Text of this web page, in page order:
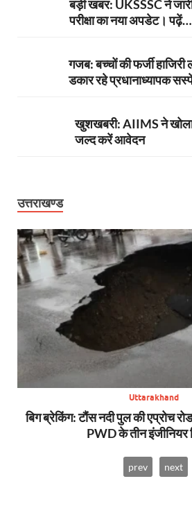
बड़ी खबर: UKSSSC ने
परीक्षा का नया अपडेट।
गजब: बच्चों की फर्जी
डकार रहे प्रधानाध्यापक
खुशखबरी: AIIMS ने खोला
जल्द करें आवेदन
उत्तराखण्ड
Uttarakhand
बिग ब्रेकिंग: टौंस नदी पुल की एप्रोच
PWD के तीन इंजीनियर
prev next